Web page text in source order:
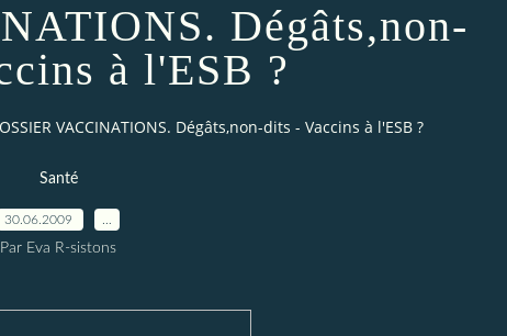
Dégâts,non-
à l'ESB ?
VACCINATIONS. Dégâts,non-dits - Vaccins à l'ESB ?
Santé
30.06.2009
Par Eva R-sistons